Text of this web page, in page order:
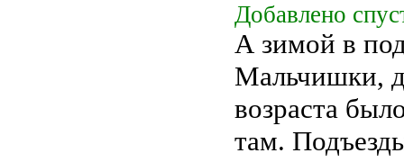
Добавлено
А зимой в
Мальчишки,
возраста
там.